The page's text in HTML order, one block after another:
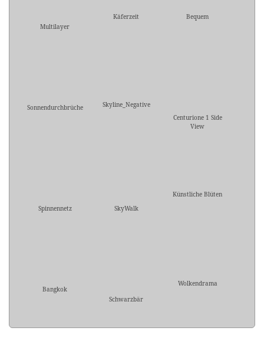
Multilayer
Käferzeit Bequem
Sonnendurchbrüche
Skyline_Negative
Centurione 1 Side
View
Spinnennetz SkyWalk
Künstliche Blüten
Bangkok
Schwarzbär
Wolkendrama